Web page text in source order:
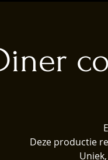
Deze productie